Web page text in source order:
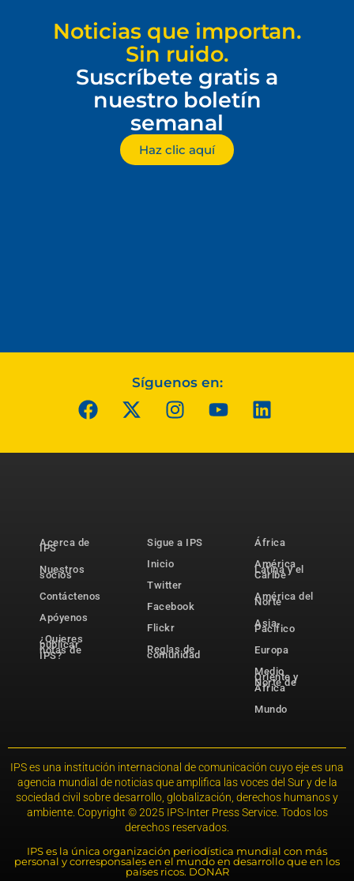
Noticias que importan.
Sin ruido.
Suscríbete gratis a
nuestro boletín
semanal
Haz clic aquí
Síguenos en:
Acerca de
IPS
Nuestros
socios
Contáctenos
Apóyenos
¿Quieres
publicar
notas de
IPS?
Sigue a IPS
Inicio
Twitter
Facebook
Flickr
Reglas de
comunidad
África
América
Latina y el
Caribe
América del
Norte
Asia-
Pacífico
Europa
Medio
Oriente y
Norte de
África
Mundo
IPS es una institución internacional de comunicación cuyo eje es una
agencia mundial de noticias que amplifica las voces del Sur y de la
sociedad civil sobre desarrollo, globalización, derechos humanos y
ambiente. Copyright © 2025 IPS-Inter Press Service. Todos los
derechos reservados.
IPS es la única organización periodística mundial con más
personal y corresponsales en el mundo en desarrollo que en los
países ricos. DONAR